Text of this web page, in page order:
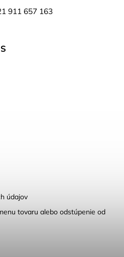
911 657 163
údajov
tovaru alebo odstúpenie od